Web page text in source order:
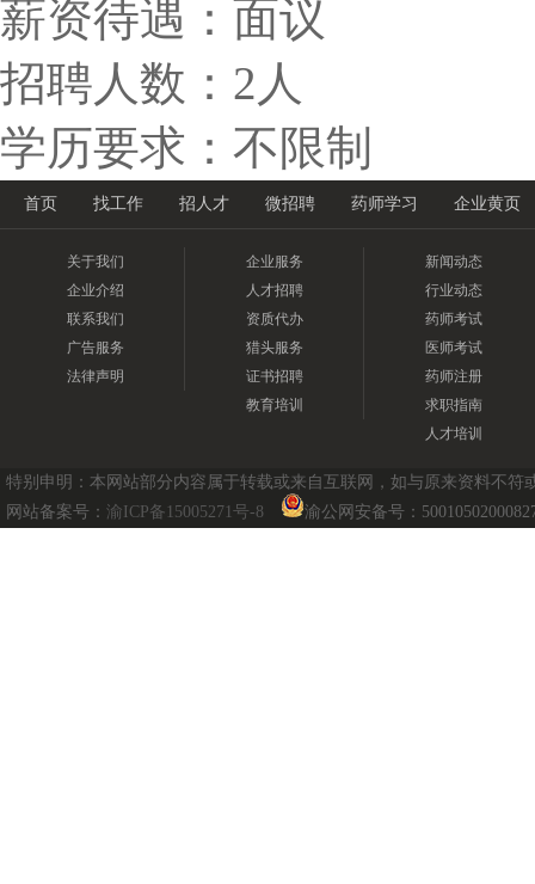
薪资待遇：面议
招聘人数：2人
学历要求：不限制
首页 找工作 招人才 微招聘 药师学习 企业黄页
关于我们
企业介绍
联系我们
广告服务
法律声明
企业服务
人才招聘
资质代办
猎头服务
证书招聘
教育培训
新闻动态
行业动态
药师考试
医师考试
药师注册
求职指南
人才培训
特别申明：本网站部分内容属于转载或来自互联网，如与原来资料不
网站备案号： 渝ICP备15005271号-8 渝公网安备号：